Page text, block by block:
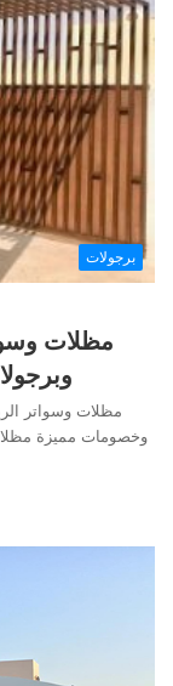
برجولات
مظلات
وبرجولات
وخصومات مميزة